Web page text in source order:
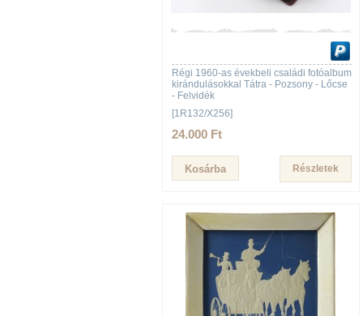
Régi 1960-as évekbeli családi fotóalbum
kirándulásokkal Tátra - Pozsony - Lőcse
- Felvidék
[1R132/X256]
24.000 Ft
Részletek